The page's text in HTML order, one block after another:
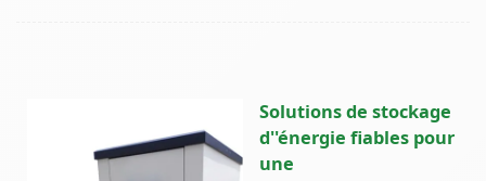
Solutions de stockage
d''énergie fiables pour
une